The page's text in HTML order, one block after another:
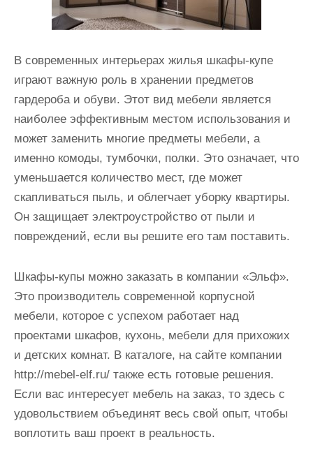
В современных интерьерах жилья шкафы-купе
играют важную роль в хранении предметов
гардероба и обуви. Этот вид мебели является
наиболее эффективным местом использования и
может заменить многие предметы мебели, а
именно комоды, тумбочки, полки. Это означает, что
уменьшается количество мест, где может
скапливаться пыль, и облегчает уборку квартиры.
Он защищает электроустройство от пыли и
повреждений, если вы решите его там поставить.
Шкафы-купы можно заказать в компании «Эльф».
Это производитель современной корпусной
мебели, которое с успехом работает над
проектами шкафов, кухонь, мебели для прихожих
и детских комнат. В каталоге, на сайте компании
http://mebel-elf.ru/ также есть готовые решения.
Если вас интересует мебель на заказ, то здесь с
удовольствием объединят весь свой опыт, чтобы
воплотить ваш проект в реальность.